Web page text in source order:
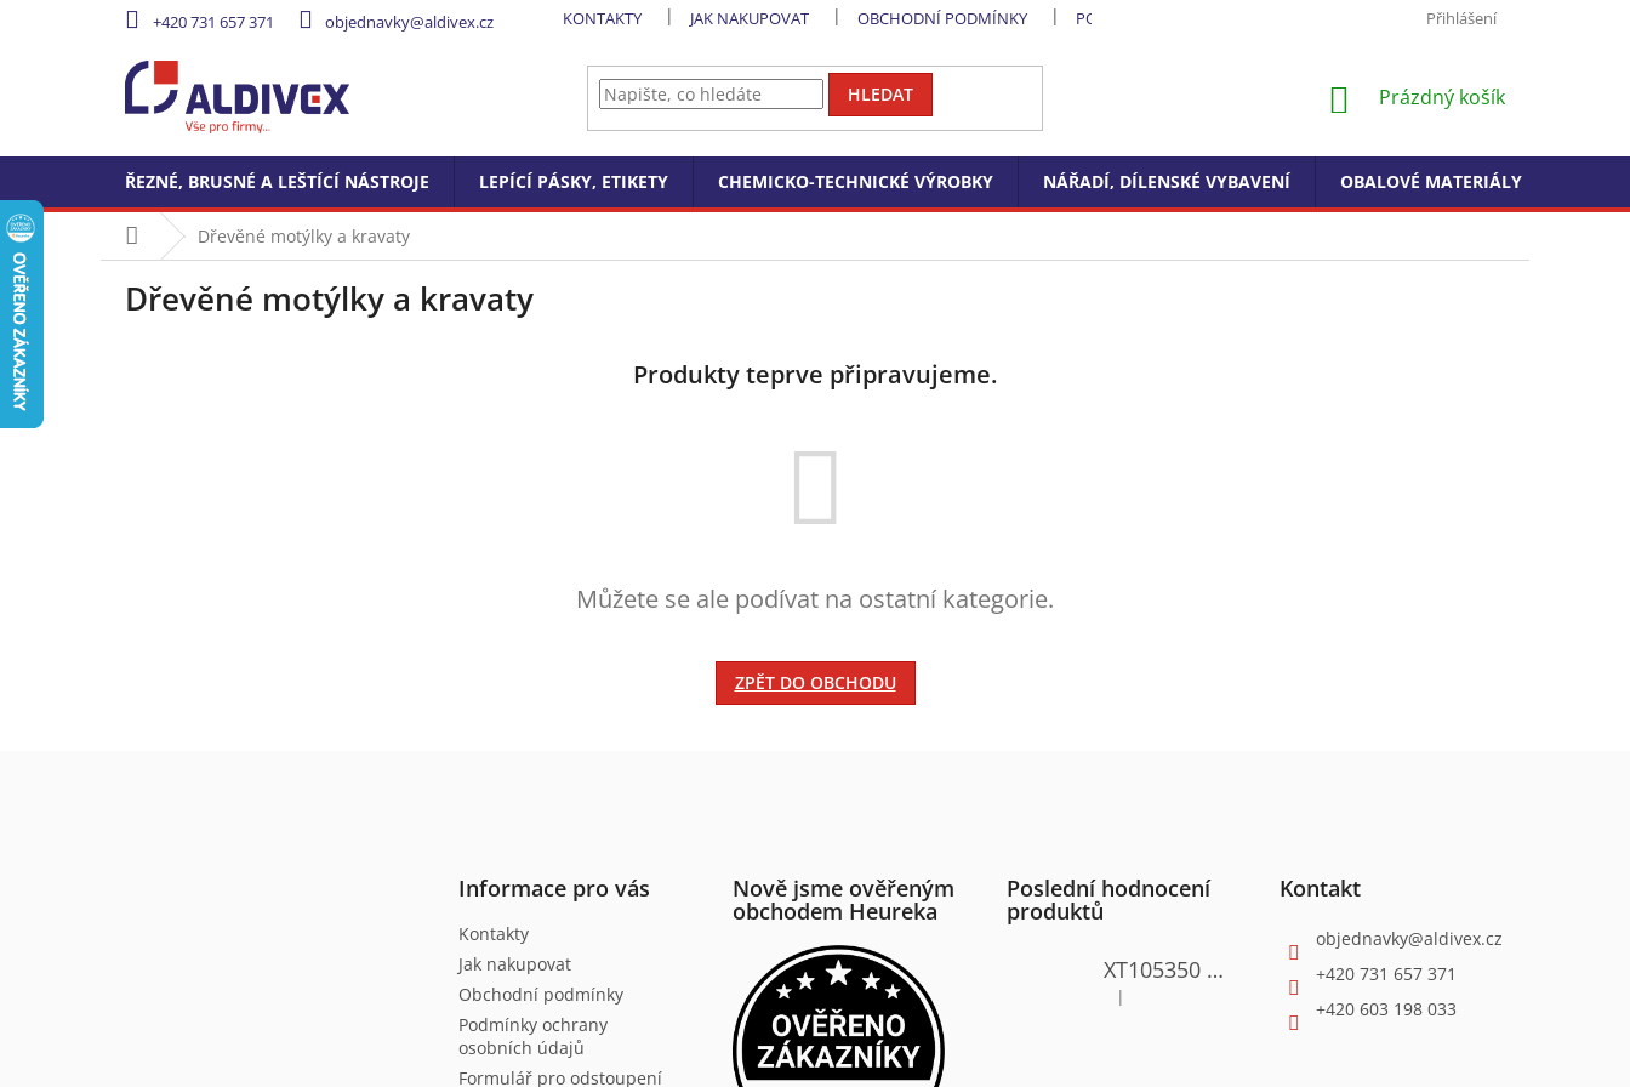
+420 731 657 371 objednavky@aldivex.cz KONTAKTY JAK NAKUPOVAT OBCHODNÍ PODMÍNKY PODMÍNKY OCHRANY OSOBNÍCH ÚDAJŮ FORMULÁŘ PRO
Přihlášení
HLEDAT
NÁKUPNÍ
Prázdný košík
ŘEZNÉ, BRUSNÉ A LEŠTÍCÍ NÁSTROJE LEPÍCÍ PÁSKY, ETIKETY CHEMICKO-TECHNICKÉ VÝROBKY NÁŘADÍ, DÍLENSKÉ VYBAVENÍ OBALOVÉ MATERIÁLY
Domů Dřevěné motýlky a kravaty
Dřevěné motýlky a kravaty
Produkty teprve připravujeme.
Můžete se ale podívat na ostatní kategorie.
ZPĚT DO OBCHODU
Informace pro vás
Kontakty
Jak nakupovat
Obchodní podmínky
Podmínky ochrany
osobních údajů
Formulář pro odstoupení
Nově jsme ověřeným
obchodem Heureka
Poslední hodnocení
produktů
XT105350 Satinační válcová bruska 1300W
Hodnocení produktu je 4 z 5 hvězdiček.
|
Kontakt
objednavky@aldivex.cz
+420 731 657 371
+420 603 198 033